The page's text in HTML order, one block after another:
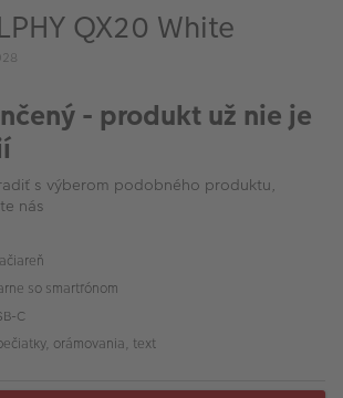
QX20 White
- produkt už nie je
s výberom podobného produktu,
nás
so smartfónom
C
orámovania, text